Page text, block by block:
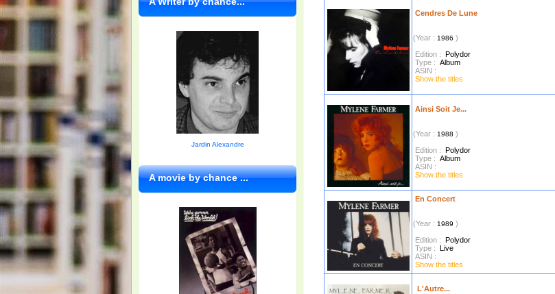
Cendres De Lune
(Year : 1986 )
Edition : Polydor
Type : Album
ASIN :
Show the titles
Ainsi Soit Je...
(Year : 1988 )
Edition : Polydor
Type : Album
ASIN :
Show the titles
En Concert
(Year : 1989 )
Edition : Polydor
Type : Live
ASIN :
Show the titles
L'Autre...
Jardin Alexandre
A movie by chance ...